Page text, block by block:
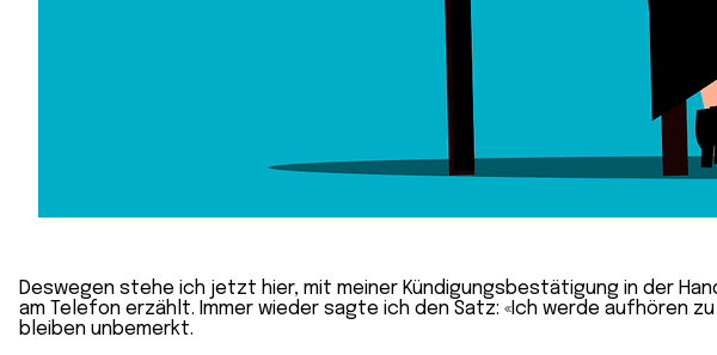
Deswegen stehe ich jetzt hier, mit meiner Kündigungsbestätigung in der
am Telefon erzählt. Immer wieder sagte ich den Satz: «Ich werde aufhören
bleiben unbemerkt.